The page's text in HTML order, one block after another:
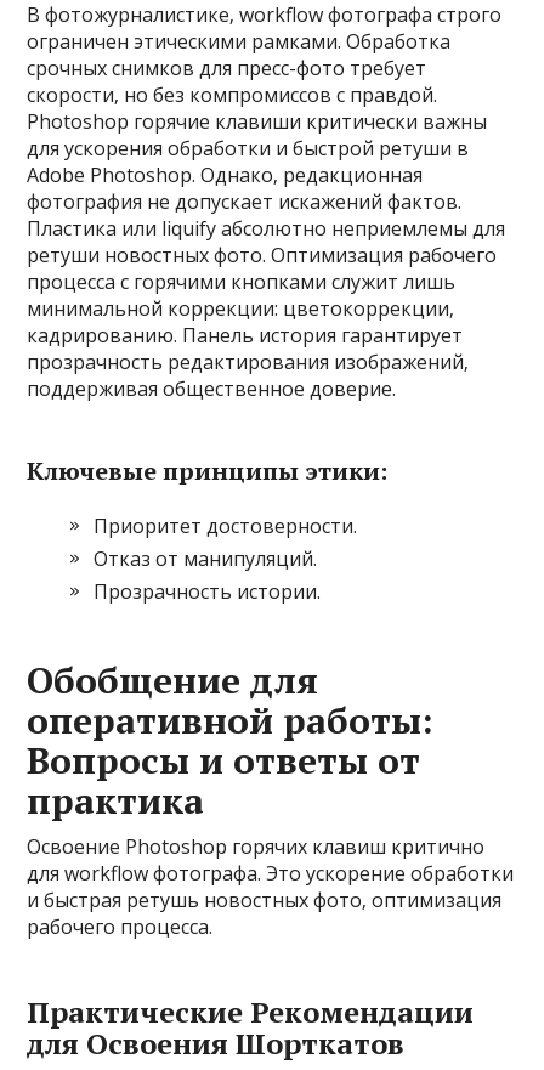
В фотожурналистике‚ workflow фотографа строго
ограничен этическими рамками. Обработка
срочных снимков для пресс-фото требует
скорости‚ но без компромиссов с правдой.
Photoshop горячие клавиши критически важны
для ускорения обработки и быстрой ретуши в
Adobe Photoshop. Однако‚ редакционная
фотография не допускает искажений фактов.
Пластика или liquify абсолютно неприемлемы для
ретуши новостных фото. Оптимизация рабочего
процесса с горячими кнопками служит лишь
минимальной коррекции: цветокоррекции‚
кадрированию. Панель история гарантирует
прозрачность редактирования изображений‚
поддерживая общественное доверие.
Ключевые принципы этики:
Приоритет достоверности.
Отказ от манипуляций.
Прозрачность истории.
Обобщение для
оперативной работы:
Вопросы и ответы от
практика
Освоение Photoshop горячих клавиш критично
для workflow фотографа. Это ускорение обработки
и быстрая ретушь новостных фото‚ оптимизация
рабочего процесса.
Практические Рекомендации
для Освоения Шорткатов